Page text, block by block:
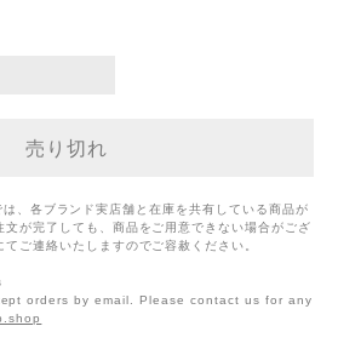
、各ブランド実店舗と在庫を共有している商品が
が完了しても、商品をご用意できない場合がござ
ご連絡いたしますのでご容赦ください。
orders by email. Please contact us for any